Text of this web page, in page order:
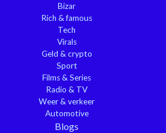
Bizar
Rich & famous
Tech
Virals
Geld & crypto
Sport
Films & Series
Radio & TV
Weer & verkeer
Automotive
Blogs